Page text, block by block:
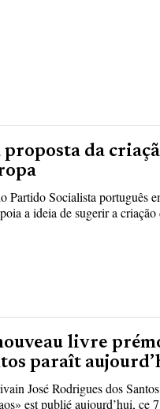
da
Partido Socialista português
a ideia de sugerir a criação
livre
paraît
José Rodrigues dos
est publié aujourd’hui, ce